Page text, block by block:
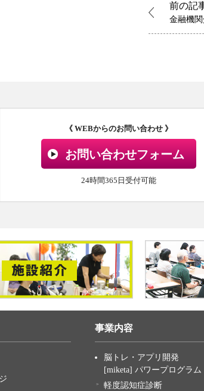
前の記
金融機
《 WEBからのお問い合わせ 》
お問い合わせフォーム
24時間365日受付可能
事業内容
脳トレ・アプリ開発
[miketa] パワープログラム
軽度認知症診断